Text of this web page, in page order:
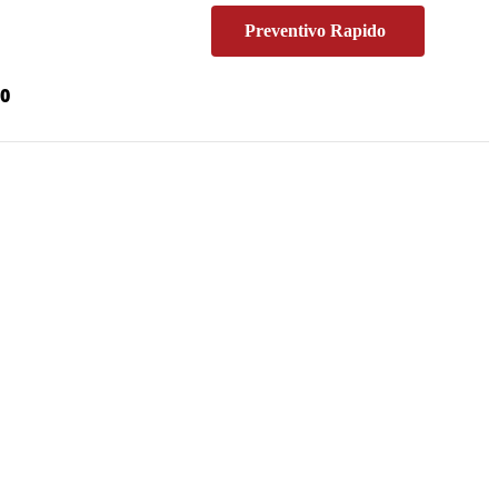
Preventivo Rapido